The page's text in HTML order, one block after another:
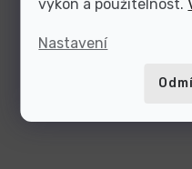
výkon a použitelnost.
Nastavení